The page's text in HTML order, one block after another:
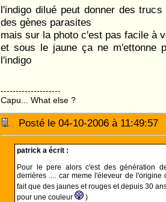
l'indigo dilué peut donner des
des gènes parasites
mais sur la photo c'est pas facile à
et sous le jaune ça ne m'ettonne
l'indigo
--------------------
Capu... What else ?
Posté le 04-10-2006 à
patrick a écrit :
Pour le pere alors c'est des génération
derrières .... car meme l'éleveur de
fait que des jaunes et rouges et depuis 30
pour une couleur
)